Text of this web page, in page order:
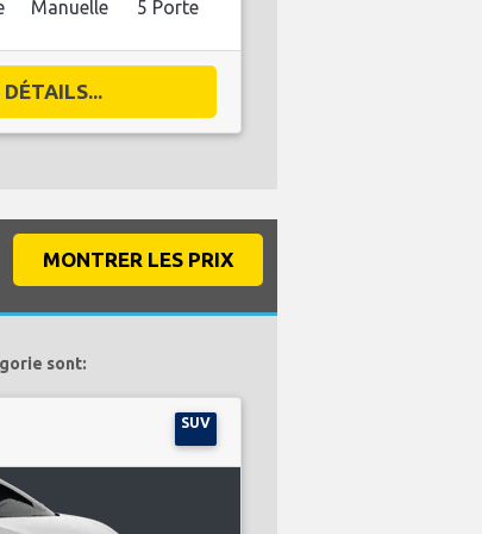
Manuelle 5 Porte
MONTRER LES PRIX
sont:
SUV